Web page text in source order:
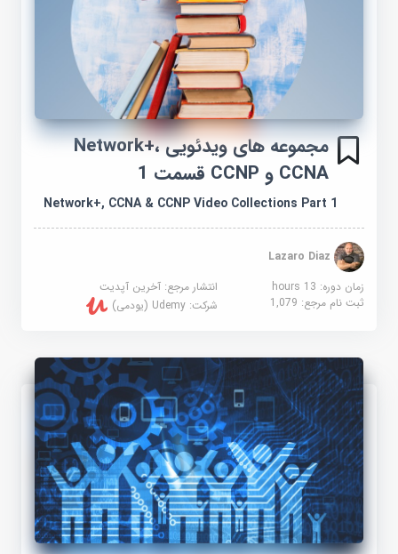
مجموعه های ویدئویی Network+،
CCNA و CCNP قسمت 1
Network+, CCNA & CCNP Video Collections Part 1
Lazaro Diaz
زمان دوره: 13 hours
انتشار مرجع:آخرین آپدیت
ثبت نام مرجع:1,079 شرکت:Udemy (یودمی)